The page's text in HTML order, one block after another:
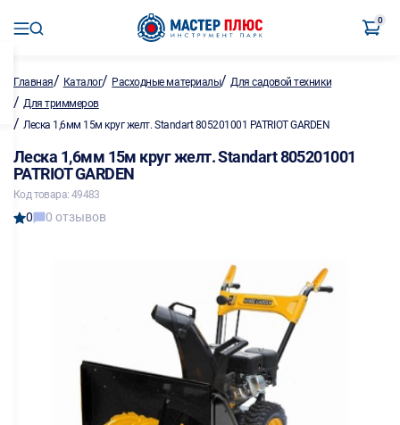
0
Главная/ Каталог/ Расходные материалы/Для садовой техники
/ Для триммеров
/ Леска 1,6мм 15м круг желт. Standart 805201001 PATRIOT GARDEN
Леска 1,6мм 15м круг желт. Standart 805201001
PATRIOT GARDEN
Код товара: 49483
0 0 отзывов